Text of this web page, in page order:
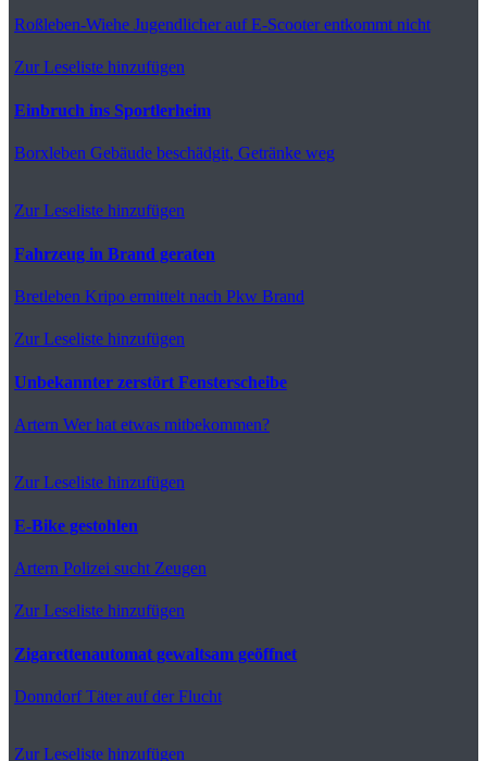
Roßleben-Wiehe Jugendlicher auf E-Scooter entkommt nicht
Zur Leseliste hinzufügen
Einbruch ins Sportlerheim
Borxleben Gebäude beschädgit, Getränke weg
Zur Leseliste hinzufügen
Fahrzeug in Brand geraten
Bretleben Kripo ermittelt nach Pkw Brand
Zur Leseliste hinzufügen
Unbekannter zerstört Fensterscheibe
Artern Wer hat etwas mitbekommen?
Zur Leseliste hinzufügen
E-Bike gestohlen
Artern Polizei sucht Zeugen
Zur Leseliste hinzufügen
Zigarettenautomat gewaltsam geöffnet
DonndorfTäter auf der Flucht
Zur Leseliste hinzufügen